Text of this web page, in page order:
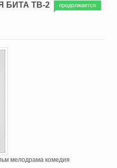
БИТА ТВ-2 продолжается
мелодрама комедия